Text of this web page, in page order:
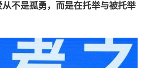
从不是孤勇，而是在托举与被托举